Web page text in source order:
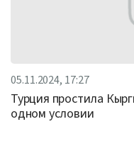
05.11.2024, 17:27
Турция простила
одном условии